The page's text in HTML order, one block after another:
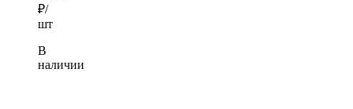
₽/
шт
В
наличии